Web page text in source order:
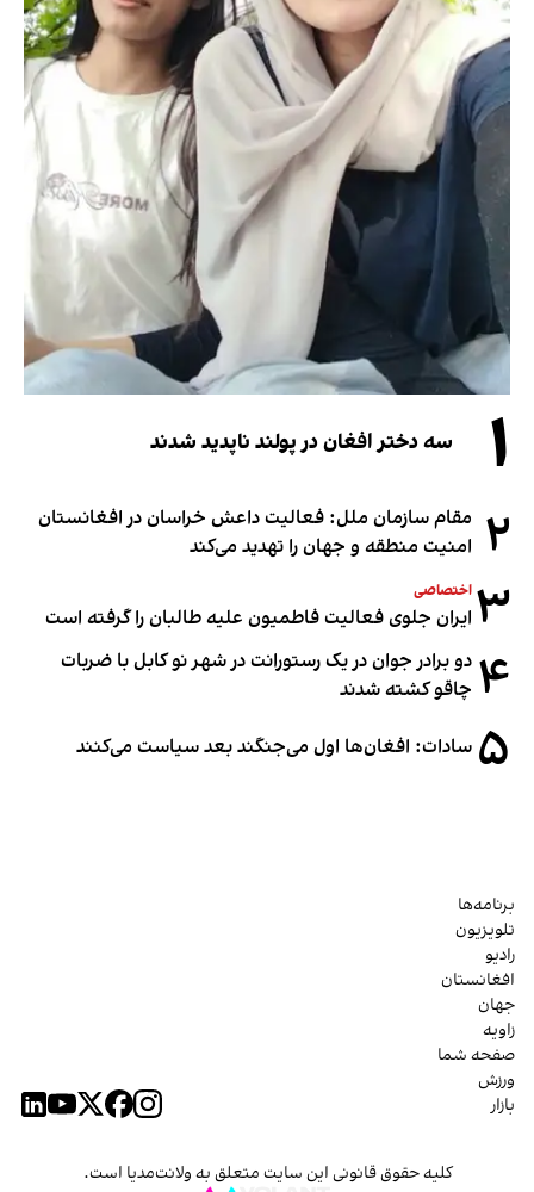
۱ سه دختر افغان در پولند ناپدید شدند
۲ مقام سازمان ملل: فعالیت داعش خراسان در افغانستان
امنیت منطقه و جهان را تهدید می‌کند
۳ اختصاصی
ایران جلوی فعالیت فاطمیون علیه طالبان را گرفته است
۴ دو برادر جوان در یک رستورانت در شهر نو کابل با ضربات
چاقو کشته شدند
۵ سادات: افغان‌ها اول می‌جنگند بعد سیاست می‌کنند
برنامه‌ها
تلویزیون
رادیو
افغانستان
جهان
زاویه
صفحه شما
ورزش
بازار
کلیه حقوق قانونی این سایت متعلق به ولانت‌مدیا است.